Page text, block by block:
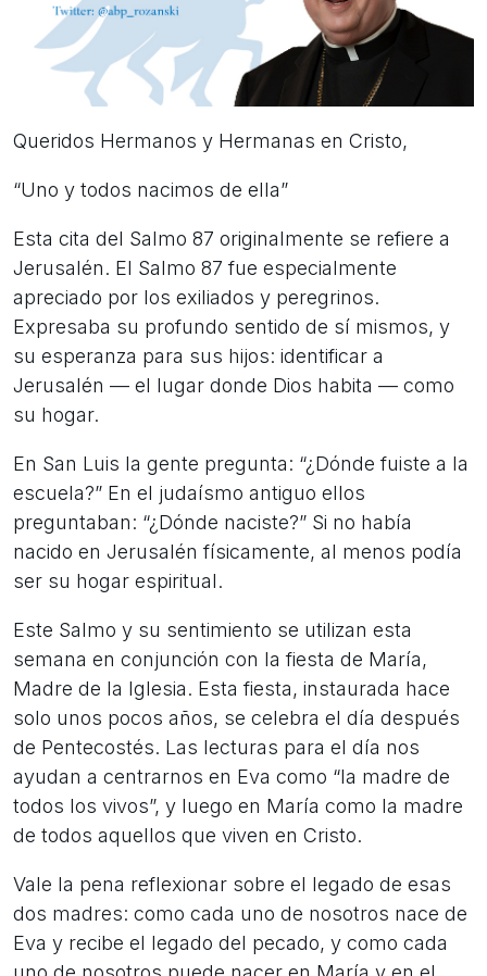
Queridos Hermanos y Hermanas en Cristo,
“Uno y todos nacimos de ella”
Esta cita del Salmo 87 originalmente se refiere a
Jerusalén. El Salmo 87 fue especialmente
apreciado por los exiliados y peregrinos.
Expresaba su profundo sentido de sí mismos, y
su esperanza para sus hijos: identificar a
Jerusalén — el lugar donde Dios habita — como
su hogar.
En San Luis la gente pregunta: “¿Dónde fuiste a la
escuela?” En el judaísmo antiguo ellos
preguntaban: “¿Dónde naciste?” Si no había
nacido en Jerusalén físicamente, al menos podía
ser su hogar espiritual.
Este Salmo y su sentimiento se utilizan esta
semana en conjunción con la fiesta de María,
Madre de la Iglesia. Esta fiesta, instaurada hace
solo unos pocos años, se celebra el día después
de Pentecostés. Las lecturas para el día nos
ayudan a centrarnos en Eva como “la madre de
todos los vivos”, y luego en María como la madre
de todos aquellos que viven en Cristo.
Vale la pena reflexionar sobre el legado de esas
dos madres: como cada uno de nosotros nace de
Eva y recibe el legado del pecado, y como cada